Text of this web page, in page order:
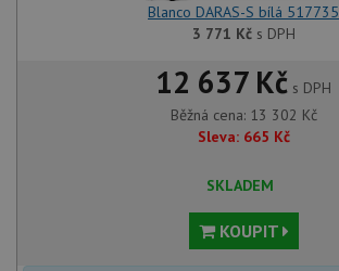
Blanco DARAS-S bílá 517735
3 771 Kčs DPH
12 637 Kč s DPH
Běžná cena: 13 302 Kč
Sleva: 665 Kč
SKLADEM
KOUPIT